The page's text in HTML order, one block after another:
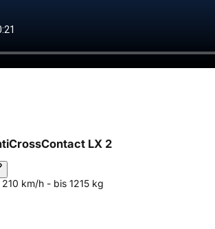
LX 2
km/h - bis 1215 kg